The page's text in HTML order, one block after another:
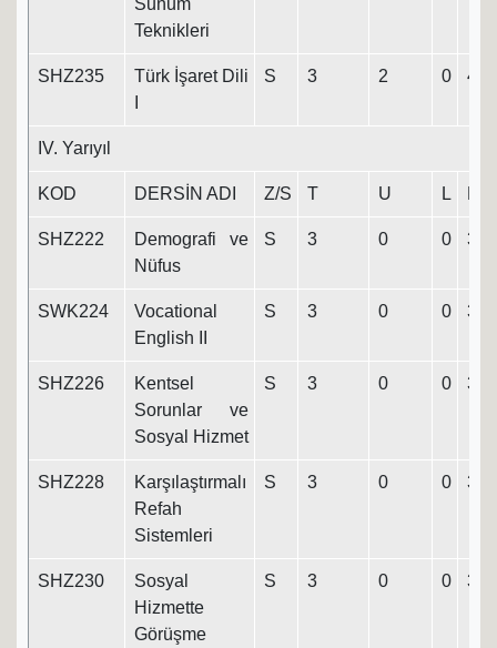
Teknikleri
SHZ235
Türk İşaret Dili
S 3 2 0 4
IV. Yarıyıl
KOD DERSİN ADI Z/S T U L
SHZ222
Demografi ve
Nüfus
S 3 0 0 3
SWK224
Vocational
English II
S 3 0 0 3
SHZ226
Kentsel
Sorunlar ve
Sosyal Hizmet
S 3 0 0 3
SHZ228
Karşılaştırmalı
Refah
Sistemleri
S 3 0 0 3
SHZ230
Sosyal
Hizmette
Görüşme
S 3 0 0 3